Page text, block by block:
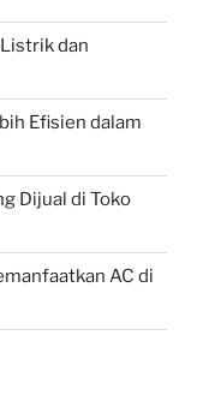
dan
Efisien dalam
Dijual di Toko
AC di